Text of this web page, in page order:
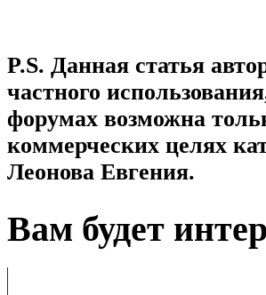
P.S. Данная статья
частного
форумах возможна
коммерческих целях
Леонова Евгения.
Вам будет